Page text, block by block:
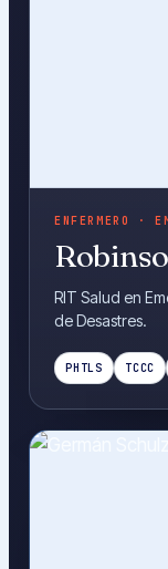
ENFERMERO ·
RIT Salud en
de Desastres.
PHTLS TCCC